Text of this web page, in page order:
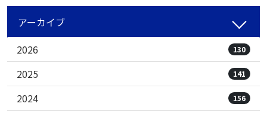
アーカイブ
2026
130
2025 141
2024 156